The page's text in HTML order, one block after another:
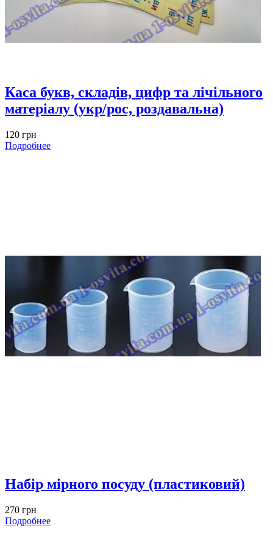
Каса букв, складів, цифр та лічільного
матеріалу (укр/рос, роздавальна)
120 грн
Подробнее
Набір мірного посуду (пластиковий)
270 грн
Подробнее